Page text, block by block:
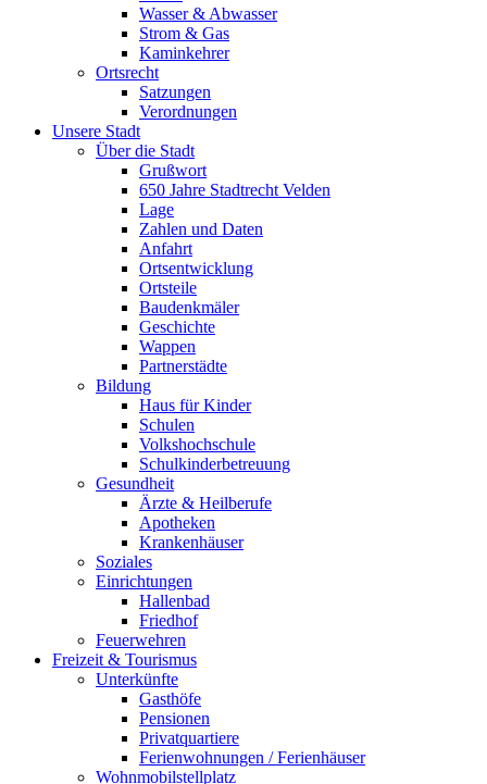
Wasser & Abwasser
Strom & Gas
Kaminkehrer
Ortsrecht
Satzungen
Verordnungen
Unsere Stadt
Über die Stadt
Grußwort
650 Jahre Stadtrecht Velden
Lage
Zahlen und Daten
Anfahrt
Ortsentwicklung
Ortsteile
Baudenkmäler
Geschichte
Wappen
Partnerstädte
Bildung
Haus für Kinder
Schulen
Volkshochschule
Schulkinderbetreuung
Gesundheit
Ärzte & Heilberufe
Apotheken
Krankenhäuser
Soziales
Einrichtungen
Hallenbad
Friedhof
Feuerwehren
Freizeit & Tourismus
Unterkünfte
Gasthöfe
Pensionen
Privatquartiere
Ferienwohnungen / Ferienhäuser
Wohnmobilstellplatz